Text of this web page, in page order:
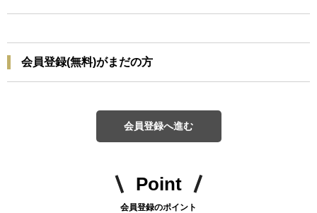
会員登録(無料)がまだの方
会員登録へ進む
Point
会員登録のポイント